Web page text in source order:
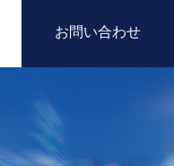
お問い合わせ